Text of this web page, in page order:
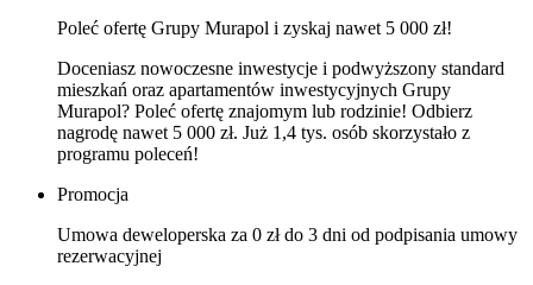
Poleć ofertę Grupy Murapol i zyskaj nawet 5 000 zł!
Doceniasz nowoczesne inwestycje i podwyższony standard
mieszkań oraz apartamentów inwestycyjnych Grupy
Murapol? Poleć ofertę znajomym lub rodzinie! Odbierz
nagrodę nawet 5 000 zł. Już 1,4 tys. osób skorzystało z
programu poleceń!
Promocja
Umowa deweloperska za 0 zł do 3 dni od podpisania umowy
rezerwacyjnej